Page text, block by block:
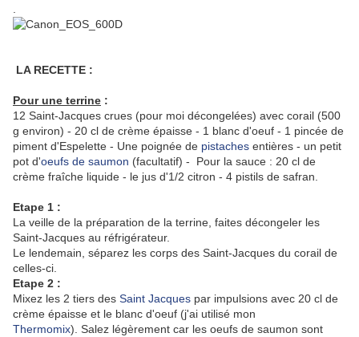
LA RECETTE :
Pour une terrine :
12 Saint-Jacques crues (pour moi décongelées) avec corail (500
g environ) - 20 cl de crème épaisse - 1 blanc d'oeuf - 1 pincée de
piment d'Espelette - Une poignée de pistaches entières - un petit
pot d'oeufs de saumon (facultatif) - Pour la sauce : 20 cl de
crème fraîche liquide - le jus d'1/2 citron - 4 pistils de safran.
Etape 1 :
La veille de la préparation de la terrine, faites décongeler les
Saint-Jacques au réfrigérateur.
Le lendemain, séparez les corps des Saint-Jacques du corail de
celles-ci.
Etape 2 :
Mixez les 2 tiers des Saint Jacques par impulsions avec 20 cl de
crème épaisse et le blanc d'oeuf (j'ai utilisé mon
Thermomix). Salez légèrement car les oeufs de saumon sont